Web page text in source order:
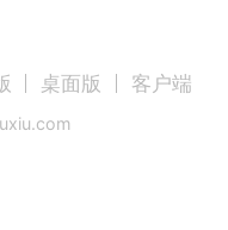
桌面版 客户端